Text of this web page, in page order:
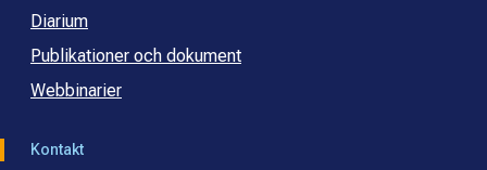
Diarium
Publikationer och dokument
Webbinarier
Kontakt